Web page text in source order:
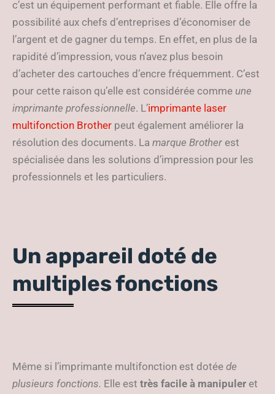
c’est un équipement performant et fiable. Elle offre la
possibilité aux chefs d’entreprises d’économiser de
l’argent et de gagner du temps. En effet, en plus de la
rapidité d’impression, vous n’avez plus besoin
d’acheter des cartouches d’encre fréquemment. C’est
pour cette raison qu’elle est considérée comme une
imprimante professionnelle. L’imprimante laser
multifonction Brother peut également améliorer la
résolution des documents. La marque Brother est
spécialisée dans les solutions d’impression pour les
professionnels et les particuliers.
Un appareil doté de
multiples fonctions
Même si l’imprimante multifonction est dotée de
plusieurs fonctions. Elle est très facile à manipuler et